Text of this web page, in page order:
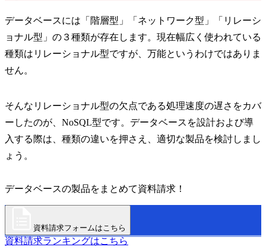
データベースには「階層型」「ネットワーク型」「リレーシ
ョナル型」の３種類が存在します。現在幅広く使われている
種類はリレーショナル型ですが、万能というわけではありま
せん。
そんなリレーショナル型の欠点である処理速度の遅さをカバ
ーしたのが、NoSQL型です。データベースを設計および導
入する際は、種類の違いを押さえ、適切な製品を検討しまし
ょう。
データベースの製品をまとめて資料請求！
資料請求フォームはこちら
資料請求ランキングはこちら